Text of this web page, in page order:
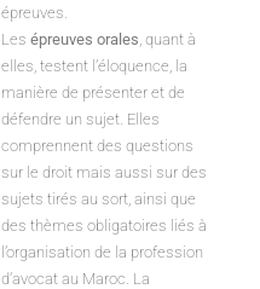
épreuves.
Les épreuves orales , quant à
elles, testent l’éloquence, la
manière de présenter et de
défendre un sujet. Elles
comprennent des questions
sur le droit mais aussi sur des
sujets tirés au sort, ainsi que
des thèmes obligatoires liés à
l’organisation de la profession
d’avocat au Maroc. La